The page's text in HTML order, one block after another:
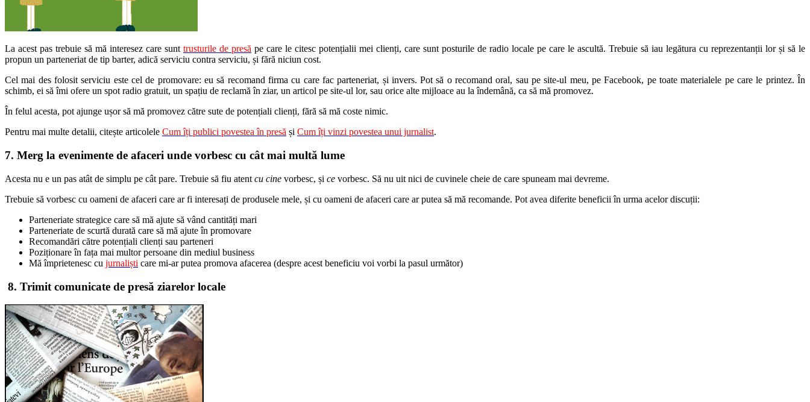
La acest pas trebuie să mă interesez care sunt trusturile de presă pe care le citesc potențialii mei clienți, care sunt posturile de radio locale pe care le ascultă. Trebuie să iau legătura cu reprezentanții lor și să le
propun un parteneriat de tip barter, adică serviciu contra serviciu, și fără niciun cost.
Cel mai des folosit serviciu este cel de promovare: eu să recomand firma cu care fac parteneriat, și invers. Pot să o recomand oral, sau pe site-ul meu, pe Facebook, pe toate materialele pe care le printez. În
schimb, ei să îmi ofere un spot radio gratuit, un spațiu de reclamă în ziar, un articol pe site-ul lor, sau orice alte mijloace au la îndemână, ca să mă promovez.
În felul acesta, pot ajunge ușor să mă promovez către sute de potențiali clienți, fără să mă coste nimic.
Pentru mai multe detalii, citește articolele Cum îți publici povestea în presă și Cum îți vinzi povestea unui jurnalist.
7. Merg la evenimente de afaceri unde vorbesc cu cât mai multă lume
Acesta nu e un pas atât de simplu pe cât pare. Trebuie să fiu atent cu cine vorbesc, și ce vorbesc. Să nu uit nici de cuvinele cheie de care spuneam mai devreme.
Trebuie să vorbesc cu oameni de afaceri care ar fi interesați de produsele mele, și cu oameni de afaceri care ar putea să mă recomande. Pot avea diferite beneficii în urma acelor discuții:
Parteneriate strategice care să mă ajute să vând cantități mari
Parteneriate de scurtă durată care să mă ajute în promovare
Recomandări către potențiali clienți sau parteneri
Poziționare în fața mai multor persoane din mediul business
Mă împrietenesc cu jurnaliști care mi-ar putea promova afacerea (despre acest beneficiu voi vorbi la pasul următor)
8. Trimit comunicate de presă ziarelor locale